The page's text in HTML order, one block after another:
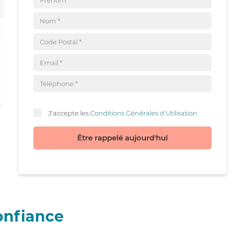
J'accepte lesConditions Générales d'Utilisation
Être rappelé aujourd'hui